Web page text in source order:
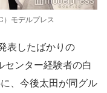
）モデルプレス
表したばかりの
センター経験者の白
、今後太田が同グル